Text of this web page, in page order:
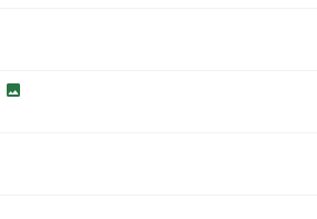
